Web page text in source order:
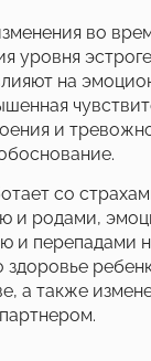
во
уровня
на
и
со
и родами,
и перепадами
а также